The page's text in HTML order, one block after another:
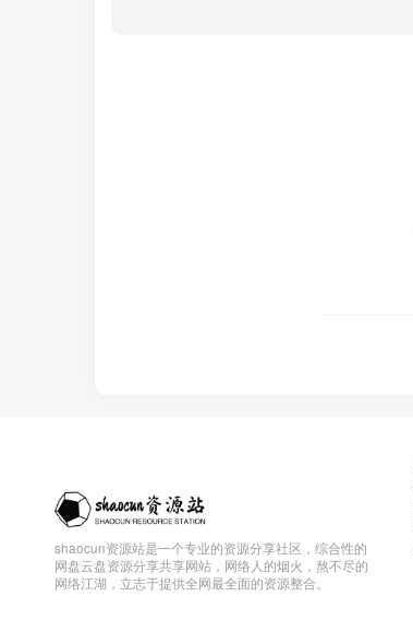
shaocun资源站是一个专业的资源分享社区，综合性的
网盘云盘资源分享共享网站，网络人的烟火，熬不尽的
网络江湖，立志于提供全网最全面的资源整合。